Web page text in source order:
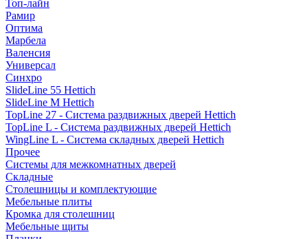
Топ-лайн
Рамир
Оптима
Марбела
Валенсия
Универсал
Синхро
SlideLine 55 Hettich
SlideLine M Hettich
TopLine 27 - Система раздвижных дверей Hettich
TopLine L - Система раздвижных дверей Hettich
WingLine L - Система складных дверей Hettich
Прочее
Системы для межкомнатных дверей
Складные
Столешницы и комплектующие
Мебельные плиты
Кромка для столешниц
Мебельные щиты